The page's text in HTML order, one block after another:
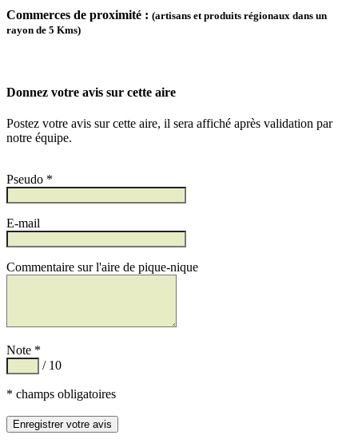
Commerces de proximité : (artisans et produits régionaux dans un
rayon de 5 Kms)
Donnez votre avis sur cette aire
Postez votre avis sur cette aire, il sera affiché après validation par
notre équipe.
Pseudo *
E-mail
Commentaire sur l'aire de pique-nique
Note *
/ 10
* champs obligatoires